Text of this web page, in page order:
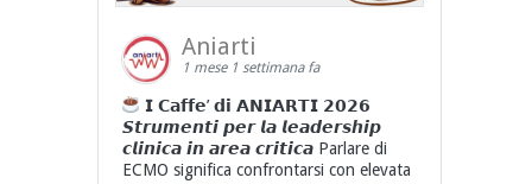
Aniarti
1 mese 1 settimana fa
𝗜 𝗖𝗮𝗳𝗳𝗲’ 𝗱𝗶 𝗔𝗡𝗜𝗔𝗥𝗧𝗜 𝟮𝟬𝟮𝟲
𝙎𝙩𝙧𝙪𝙢𝙚𝙣𝙩𝙞 𝙥𝙚𝙧 𝙡𝙖 𝙡𝙚𝙖𝙙𝙚𝙧𝙨𝙝𝙞𝙥
𝙘𝙡𝙞𝙣𝙞𝙘𝙖 𝙞𝙣 𝙖𝙧𝙚𝙖 𝙘𝙧𝙞𝙩𝙞𝙘𝙖 Parlare di
ECMO significa confrontarsi con elevata